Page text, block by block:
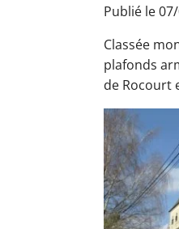
Publié le
Classée
plafonds
de Rocourt